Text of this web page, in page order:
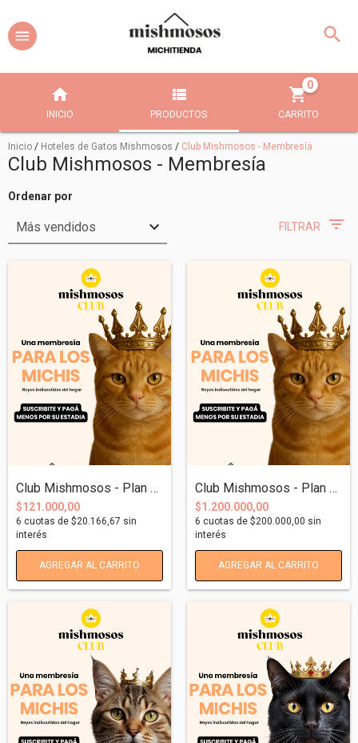
INICIO PRODUCTOS CARRITO
0
Inicio / Hoteles de Gatos Mishmosos / Club Mishmosos - Membresía
Club Mishmosos - Membresía
Ordenar por
FILTRAR
Club Mishmosos - Plan Michi-Ilimitado Me...
$121.000,00
6 cuotas de $20.166,67 sin
interés
AGREGAR AL CARRITO
Club Mishmosos - Plan Michi-Ilimitado An...
$1.200.000,00
6 cuotas de $200.000,00 sin
interés
AGREGAR AL CARRITO